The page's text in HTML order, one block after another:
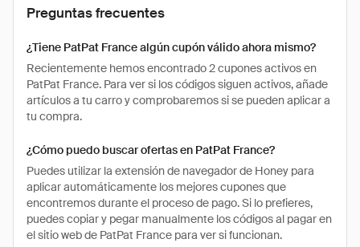
Preguntas frecuentes
¿Tiene PatPat France algún cupón válido ahora mismo?
Recientemente hemos encontrado 2 cupones activos en
PatPat France. Para ver si los códigos siguen activos, añade
artículos a tu carro y comprobaremos si se pueden aplicar a
tu compra.
¿Cómo puedo buscar ofertas en PatPat France?
Puedes utilizar la extensión de navegador de Honey para
aplicar automáticamente los mejores cupones que
encontremos durante el proceso de pago. Si lo prefieres,
puedes copiar y pegar manualmente los códigos al pagar en
el sitio web de PatPat France para ver si funcionan.